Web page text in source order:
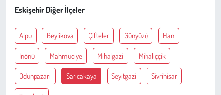
Eskişehir Diğer İlçeler
Alpu Beylikova Çifteler Günyüzü Han
İnönü Mahmudiye Mihalgazi Mihaliççik
Odunpazari Saricakaya Seyitgazi Sivrihisar
Hayvan Hakları
Çevre
Galeri